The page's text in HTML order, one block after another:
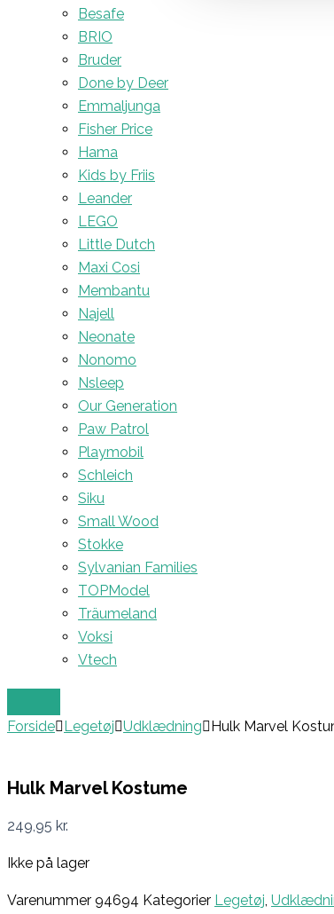
Besafe
BRIO
Bruder
Done by Deer
Emmaljunga
Fisher Price
Hama
Kids by Friis
Leander
LEGO
Little Dutch
Maxi Cosi
Membantu
Najell
Neonate
Nonomo
Nsleep
Our Generation
Paw Patrol
Playmobil
Schleich
Siku
Small Wood
Stokke
Sylvanian Families
TOPModel
Träumeland
Voksi
Vtech
Forside Legetøj Udklædning Hulk Marvel
Hulk Marvel Kostume
249,95 kr.
Ikke på lager
Varenummer 94694 Kategorier Legetøj,